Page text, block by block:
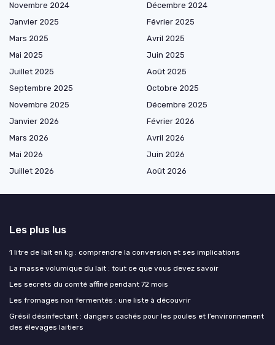
Novembre 2024
Décembre 2024
Janvier 2025
Février 2025
Mars 2025
Avril 2025
Mai 2025
Juin 2025
Juillet 2025
Août 2025
Septembre 2025
Octobre 2025
Novembre 2025
Décembre 2025
Janvier 2026
Février 2026
Mars 2026
Avril 2026
Mai 2026
Juin 2026
Juillet 2026
Août 2026
Les plus lus
1 litre de lait en kg : comprendre la conversion et ses implications
La masse volumique du lait : tout ce que vous devez savoir
Les secrets du comté affiné pendant 72 mois
Les fromages non fermentés : une liste à découvrir
Grésil désinfectant : dangers cachés pour les poules et l’environnement
des élevages laitiers